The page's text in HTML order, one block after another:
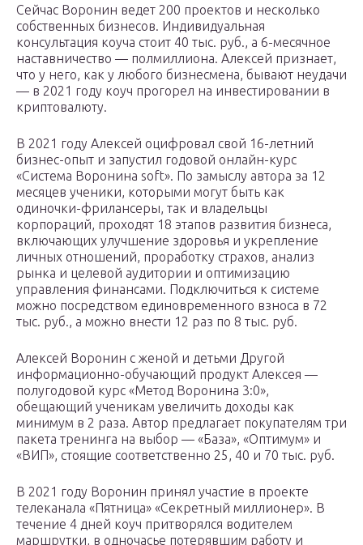
Сейчас Воронин ведет 200 проектов и несколько
собственных бизнесов. Индивидуальная
консультация коуча стоит 40 тыс. руб., а 6-месячное
наставничество — полмиллиона. Алексей признает,
что у него, как у любого бизнесмена, бывают неудачи
— в 2021 году коуч прогорел на инвестировании в
криптовалюту.
В 2021 году Алексей оцифровал свой 16-летний
бизнес-опыт и запустил годовой онлайн-курс
«Система Воронина soft». По замыслу автора за 12
месяцев ученики, которыми могут быть как
одиночки-фрилансеры, так и владельцы
корпораций, проходят 18 этапов развития бизнеса,
включающих улучшение здоровья и укрепление
личных отношений, проработку страхов, анализ
рынка и целевой аудитории и оптимизацию
управления финансами. Подключиться к системе
можно посредством единовременного взноса в 72
тыс. руб., а можно внести 12 раз по 8 тыс. руб.
Алексей Воронин с женой и детьми Другой
информационно-обучающий продукт Алексея —
полугодовой курс «Метод Воронина 3:0»,
обещающий ученикам увеличить доходы как
минимум в 2 раза. Автор предлагает покупателям три
пакета тренинга на выбор — «База», «Оптимум» и
«ВИП», стоящие соответственно 25, 40 и 70 тыс. руб.
В 2021 году Воронин принял участие в проекте
телеканала «Пятница» «Секретный миллионер». В
течение 4 дней коуч притворялся водителем
маршрутки, в одночасье потерявшим работу и